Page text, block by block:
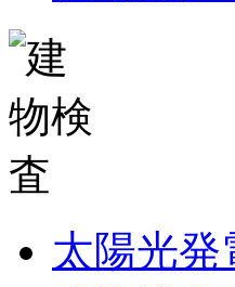
太陽光